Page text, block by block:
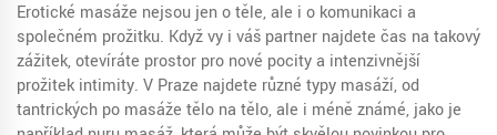
Erotické masáže nejsou jen o těle, ale i o komunikaci a
společném prožitku. Když vy i váš partner najdete čas na takový
zážitek, otevíráte prostor pro nové pocity a intenzivnější
prožitek intimity. V Praze najdete různé typy masáží, od
tantrických po masáže tělo na tělo, ale i méně známé, jako je